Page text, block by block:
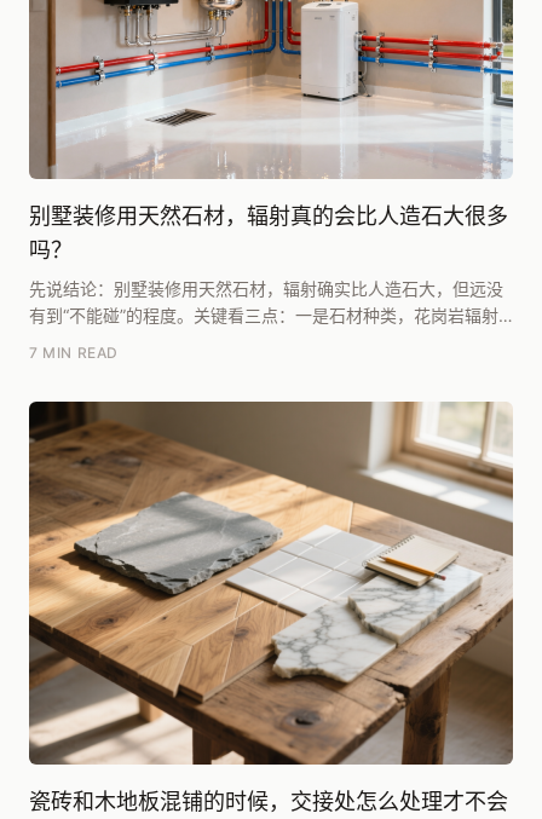
别墅装修用天然石材，辐射真的会比人造石大很多
吗？
先说结论：别墅装修用天然石材，辐射确实比人造石大，但远没
有到“不能碰”的程度。关键看三点：一是石材种类，花岗岩辐射
7 MIN READ
瓷砖和木地板混铺的时候，交接处怎么处理才不会